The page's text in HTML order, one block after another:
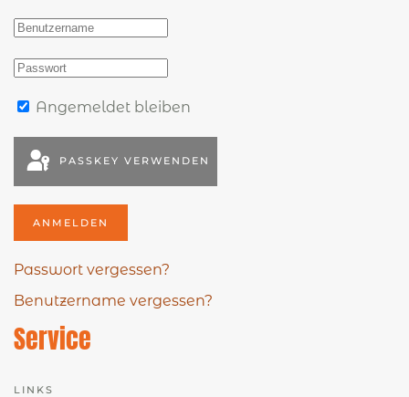
Angemeldet bleiben
PASSKEY VERWENDEN
ANMELDEN
Passwort vergessen?
Benutzername vergessen?
Service
LINKS